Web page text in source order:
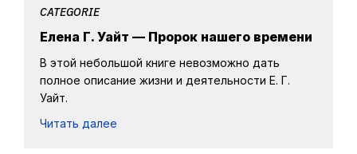
CATEGORIE
Елена Г. Уайт — Пророк нашего времени
В этой небольшой книге невозможно дать
полное описание жизни и деятельности Е. Г.
Уайт.
Читать далее